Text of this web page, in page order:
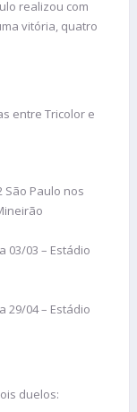
realizou com
vitória, quatro
entre Tricolor e
São Paulo nos
03/03 – Estádio
29/04 – Estádio
duelos: